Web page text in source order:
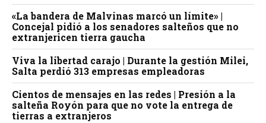
«La bandera de Malvinas marcó un límite» |
Concejal pidió a los senadores salteños que no
extranjericen tierra gaucha
Viva la libertad carajo | Durante la gestión Milei,
Salta perdió 313 empresas empleadoras
Cientos de mensajes en las redes | Presión a la
salteña Royón para que no vote la entrega de
tierras a extranjeros